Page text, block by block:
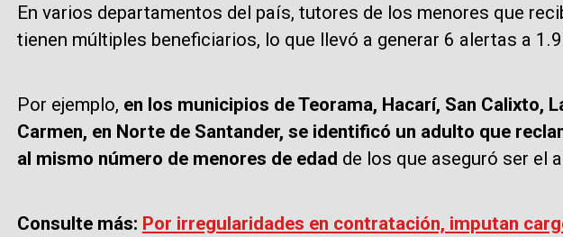
En varios departamentos del país, tutores de los menores que
tienen múltiples beneficiarios, lo que llevó a generar 6 alertas a
Por ejemplo, en los municipios de Teorama, Hacarí, San Calixto,
Carmen, en Norte de Santander, se identificó un adulto que
al mismo número de menores de edad de los que aseguró ser el
Consulte más: Por irregularidades en contratación, imputan